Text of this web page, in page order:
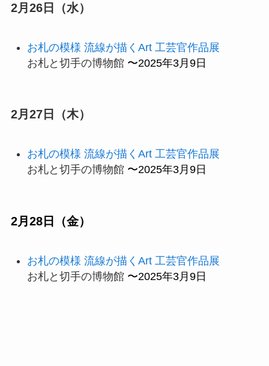
2月26日（水）
お札の模様 流線が描くArt 工芸官作品展
お札と切手の博物館 〜2025年3月9日
2月27日（木）
お札の模様 流線が描くArt 工芸官作品展
お札と切手の博物館 〜2025年3月9日
2月28日（金）
お札の模様 流線が描くArt 工芸官作品展
お札と切手の博物館 〜2025年3月9日